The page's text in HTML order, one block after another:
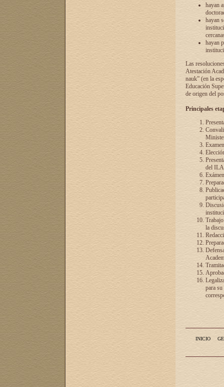
hayan
hayan
hayan
Las
Atestación
nauk” (en la
Educación
de origen del
Principales
del
la
para
INICIO